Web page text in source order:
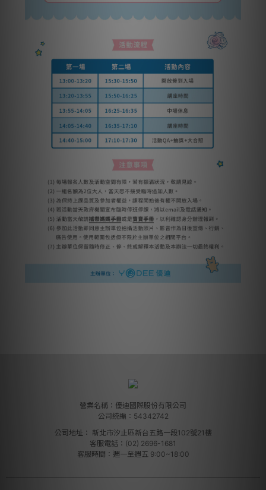
營業名稱：優迪國際股份有限公司
公司統編：54342742
公司地址： 新北市汐止區新台五路一段102號21樓
客服電話：(02) 2696-1681
客服時間：週一至週五 9:00~18:00